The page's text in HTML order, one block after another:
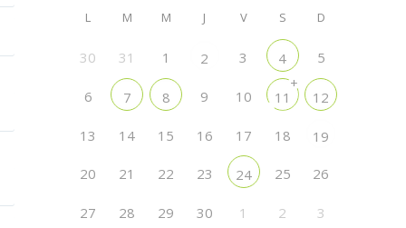
L M M J V S D
30 31 1 2 3 4 5
6 7 8 9 10 11
+
12
13 14 15 16 17 18 19
20 21 22 23 24 25 26
27 28 29 30 1 2 3